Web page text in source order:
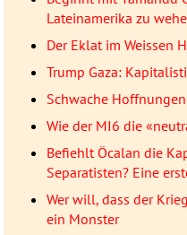
Lateinamerika zu
Der Eklat im Weissen
Trump Gaza:
Schwache
Wie der MI6 die
Befiehlt Öcalan die
Separatisten? Eine
Wer will, dass der
ein Monster